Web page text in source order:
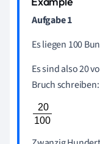
Aufgabe 1
Es liegen 100
Es sind also 20
Bruch schreiben: